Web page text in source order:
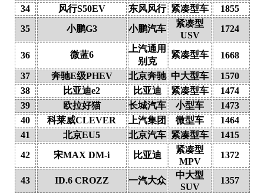
34
风行S50EV 东风风行 紧凑型车
1855
35
小鹏G3 小鹏汽车
紧凑型
USV
1724
36 微蓝6
上汽通用
别克
紧凑型车 1668
37 奔驰E级PHEV 北京奔驰 中大型车
1570
38
比亚迪e2 比亚迪 紧凑型车
1474
39
欧拉好猫 长城汽车 小型车
1473
40
科莱威CLEVER 上汽集团 微型车
1464
41
北京EU5 北京汽车 紧凑型车
1415
42
宋MAX DM-i 比亚迪
紧凑型
MPV
1372
43 ID.6 CROZZ 一汽大众
中大型
SUV
1357